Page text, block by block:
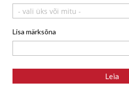
- vali üks või mitu -
Lisa märksõna